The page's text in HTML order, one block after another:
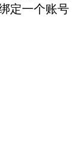
定一个账号